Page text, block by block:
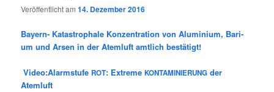
Veröffentlicht am14. Dezember 2016
Bay­ern- Kata­stro­pha­le Kon­zen­tra­ti­on von Alu­mi­ni­um, Bari­
um und Arsen in der Atem­luft amt­lich bestätigt!
Video:Alarmstufe ROT: ExtremeKONTAMINIERUNG der
Atemluft